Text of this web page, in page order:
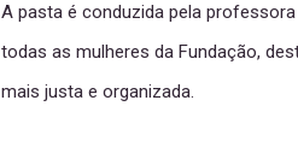
A pasta é conduzida pela
todas as mulheres da Fundação,
mais justa e organizada.